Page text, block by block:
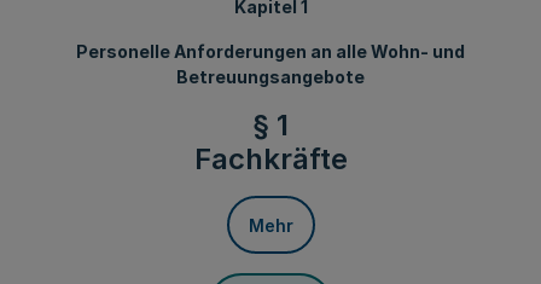
Kapitel 1
Personelle Anforderungen an alle Wohn- und
Betreuungsangebote
§ 1
Fachkräfte
Mehr